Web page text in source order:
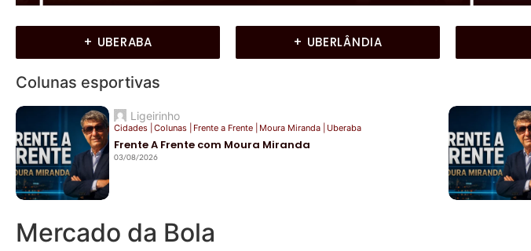
+ UBERABA + UBERLÂNDIA
Colunas esportivas
Ligeirinho
Cidades Colunas Frente a Frente Moura Miranda Uberaba
Frente A Frente com Moura Miranda
03/08/2026
Mercado da Bola